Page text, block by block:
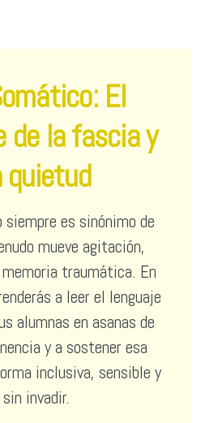
El
de la fascia y
quietud
siempre es sinónimo de
mueve agitación,
traumática. En
a leer el lenguaje
alumnas en asanas de
y a sostener esa
inclusiva, sensible y
sin invadir.